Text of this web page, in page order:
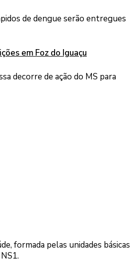
de dengue serão entregues
em Foz do Iguaçu
decorre de ação do MS para
formada pelas unidades básicas